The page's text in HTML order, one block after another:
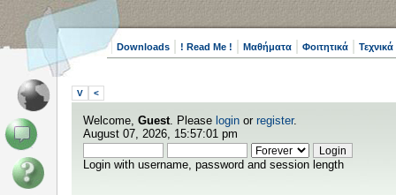
Downloads ! Read Me ! Μαθήματα Φοιτητικά
V <
Welcome, Guest. Please login or register.
August 07, 2026, 15:57:01 pm
Login with username, password and session length